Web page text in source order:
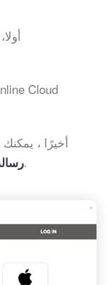
أولا،
أخيرًا ،
للتحقق من الرسائل النصية.